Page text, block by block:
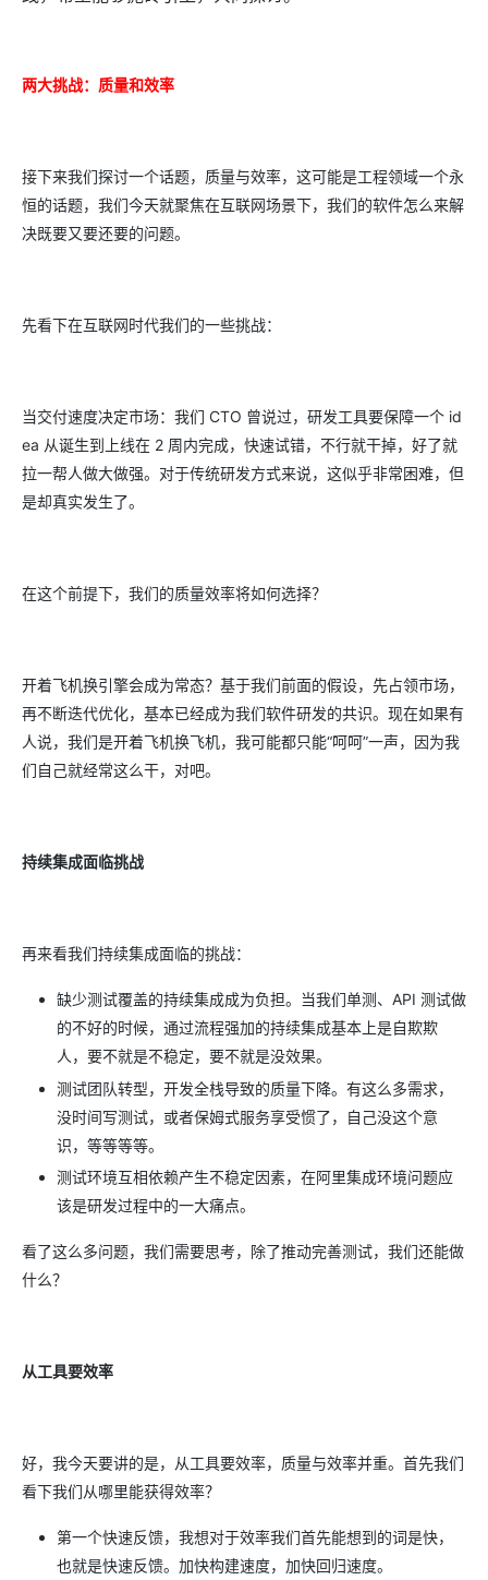
两大挑战：质量和效率
接下来我们探讨一个话题，质量与效率，这可能是工程领域一个永
恒的话题，我们今天就聚焦在互联网场景下，我们的软件怎么来解
决既要又要还要的问题。
先看下在互联网时代我们的一些挑战：
当交付速度决定市场：我们 CTO 曾说过，研发工具要保障一个 id
ea 从诞生到上线在 2 周内完成，快速试错，不行就干掉，好了就
拉一帮人做大做强。对于传统研发方式来说，这似乎非常困难，但
是却真实发生了。
在这个前提下，我们的质量效率将如何选择？
开着飞机换引擎会成为常态？基于我们前面的假设，先占领市场，
再不断迭代优化，基本已经成为我们软件研发的共识。现在如果有
人说，我们是开着飞机换飞机，我可能都只能“呵呵”一声，因为我
们自己就经常这么干，对吧。
持续集成面临挑战
再来看我们持续集成面临的挑战：
缺少测试覆盖的持续集成成为负担。当我们单测、API 测试做
的不好的时候，通过流程强加的持续集成基本上是自欺欺
人，要不就是不稳定，要不就是没效果。
测试团队转型，开发全栈导致的质量下降。有这么多需求，
没时间写测试，或者保姆式服务享受惯了，自己没这个意
识，等等等等。
测试环境互相依赖产生不稳定因素，在阿里集成环境问题应
该是研发过程中的一大痛点。
看了这么多问题，我们需要思考，除了推动完善测试，我们还能做
什么？
从工具要效率
好，我今天要讲的是，从工具要效率，质量与效率并重。首先我们
看下我们从哪里能获得效率？
第一个快速反馈，我想对于效率我们首先能想到的词是快，
也就是快速反馈。加快构建速度，加快回归速度。